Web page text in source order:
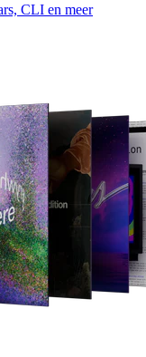
CLI en meer